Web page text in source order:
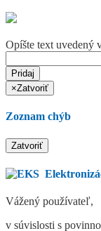
Opíšte text uvedený
Pridaj
×Zatvoriť
Zoznam chýb
Zatvoriť
Vážený používateľ,
v súvislosti s